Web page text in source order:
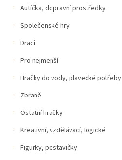
Autíčka, dopravní prostředky
Společenské hry
Draci
Pro nejmenší
Hračky do vody, plavecké potřeby
Zbraně
Ostatní hračky
Kreativní, vzdělávací, logické
Figurky, postavičky